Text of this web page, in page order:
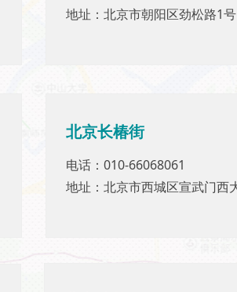
地址：北京市朝阳区劲松路1
地址：北京市朝阳区劲松路1
北京长椿街
电话：010-66068061
地址：北京市西城区宣武门西
北京长椿街
电话：010-66068061
地址：北京市西城区宣武门西